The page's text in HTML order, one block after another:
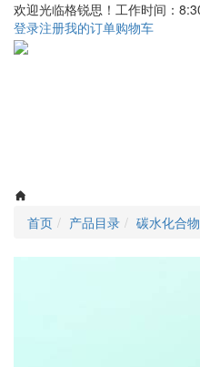
欢迎光临格锐思！工作时间：
登录注册我的订单购物车
首页 产品目录 碳水化合